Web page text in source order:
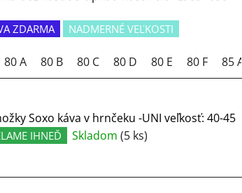
ZDARMA NADMERNÉ VEĽKOSTI
80 A 80 B 80 C 80 D 80 E 80 F 85 A
Soxo káva v hrnčeku -UNI veľkosť: 40-45
IHNEĎ Skladom (5 ks)